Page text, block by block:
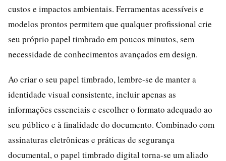
custos e impactos ambientais. Ferramentas acessíveis e
modelos prontos permitem que qualquer profissional crie
seu próprio papel timbrado em poucos minutos, sem
necessidade de conhecimentos avançados em design.
Ao criar o seu papel timbrado, lembre-se de manter a
identidade visual consistente, incluir apenas as
informações essenciais e escolher o formato adequado ao
seu público e à finalidade do documento. Combinado com
assinaturas eletrônicas e práticas de segurança
documental, o papel timbrado digital torna-se um aliado